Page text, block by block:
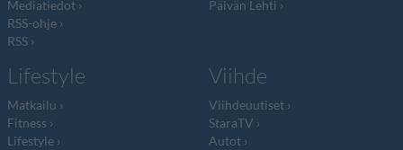
Mediatiedot
RSS-ohje
RSS
Päivän Lehti
Lifestyle
Matkailu
Fitness
Lifestyle
Viihde
Viihdeuutiset
StaraTV
Autot